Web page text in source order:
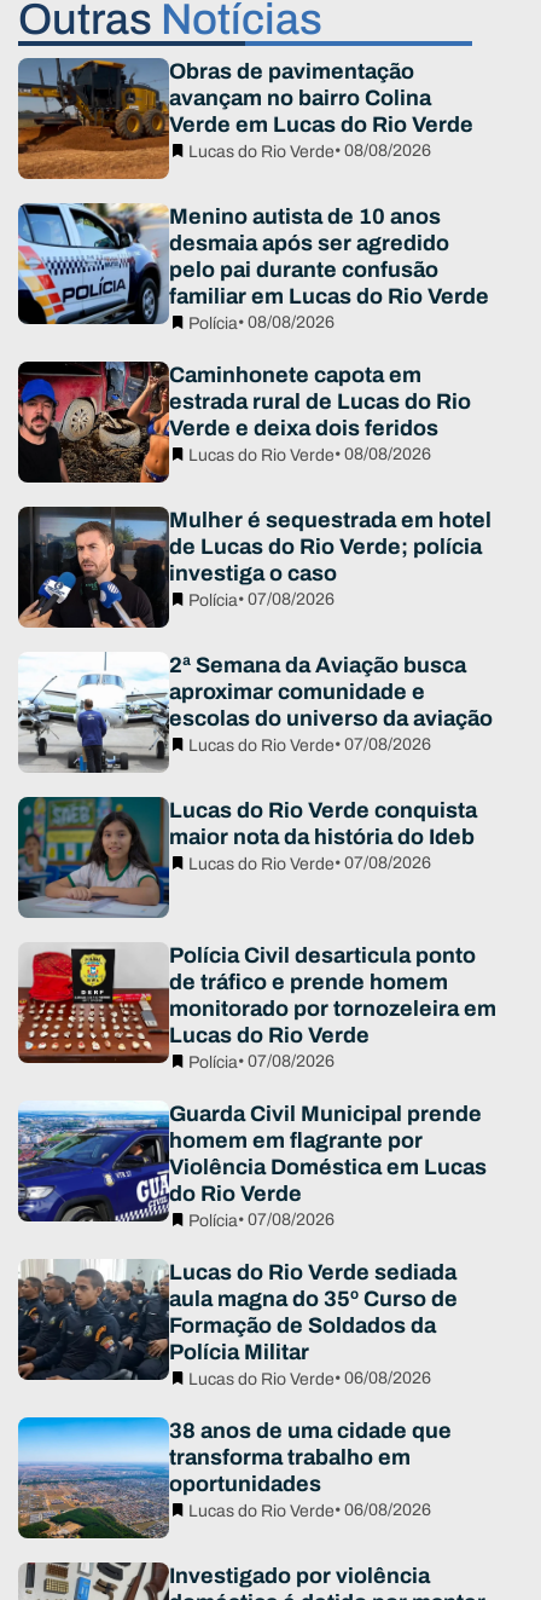
Outras Notícias
Obras de pavimentação
avançam no bairro Colina
Verde em Lucas do Rio Verde
Lucas do Rio Verde• 08/08/2026
Menino autista de 10 anos
desmaia após ser agredido
pelo pai durante confusão
familiar em Lucas do Rio Verde
Polícia• 08/08/2026
Caminhonete capota em
estrada rural de Lucas do Rio
Verde e deixa dois feridos
Lucas do Rio Verde• 08/08/2026
Mulher é sequestrada em hotel
de Lucas do Rio Verde; polícia
investiga o caso
Polícia• 07/08/2026
2ª Semana da Aviação busca
aproximar comunidade e
escolas do universo da aviação
Lucas do Rio Verde• 07/08/2026
Lucas do Rio Verde conquista
maior nota da história do Ideb
Lucas do Rio Verde• 07/08/2026
Polícia Civil desarticula ponto
de tráfico e prende homem
monitorado por tornozeleira em
Lucas do Rio Verde
Polícia• 07/08/2026
Guarda Civil Municipal prende
homem em flagrante por
Violência Doméstica em Lucas
do Rio Verde
Polícia• 07/08/2026
Lucas do Rio Verde sediada
aula magna do 35º Curso de
Formação de Soldados da
Polícia Militar
Lucas do Rio Verde• 06/08/2026
38 anos de uma cidade que
transforma trabalho em
oportunidades
Lucas do Rio Verde• 06/08/2026
Investigado por violência